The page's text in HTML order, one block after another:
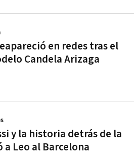
en redes tras el
Candela Arizaga
y la historia detrás de la
Leo al Barcelona